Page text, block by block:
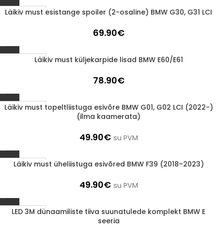
1-3 D.D.
Läikiv must esistange spoiler (2-osaline) BMW G30, G31 LCI
69.90€
1-3 D.D.Läikiv must küljekarpide lisad BMW E60/E61
78.90€
1-3 D.D.
Läikiv must topeltliistuga esivõre BMW G01, G02 LCI (2022-)
(ilma kaamerata)
49.90€ su PVM
1-3 D.D.
Läikiv must üheliistuga esivõred BMW F39 (2018–2023)
49.90€ su PVM
1-3 D.D.
LED 3M dünaamiliste tiiva suunatulede komplekt BMW E
seeria